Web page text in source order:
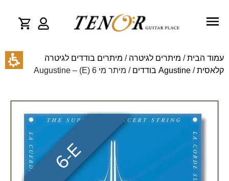
עמוד הבית/ מיתרים לגיטרה / מיתרים בודדים לגיטרה
קלאסית/ Agustine בודדים / מיתר מי 6 (E) – Augustine